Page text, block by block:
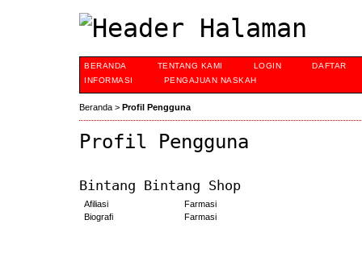
BERANDA TENTANG KAMI LOGIN
DAFTAR
INFORMASI
PENGAJUAN NASKAH
Beranda > Profil Pengguna
Profil Pengguna
Bintang Bintang Shop
Afiliasi
Farmasi
Biografi
Farmasi